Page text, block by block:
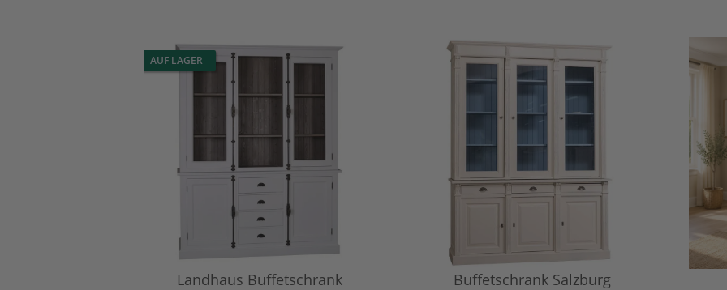
AUF LAGER
Landhaus Buffetschrank
Buffetschrank Salzburg